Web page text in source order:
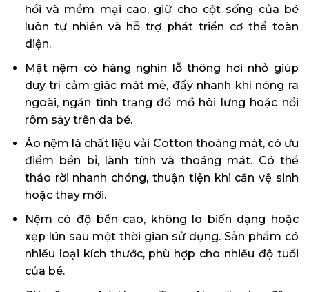
hồi và mềm mại cao, giữ cho cột sống của bé
luôn tự nhiên và hỗ trợ phát triển cơ thể toàn
diện.
Mặt nệm có hàng nghìn lỗ thông hơi nhỏ giúp
duy trì cảm giác mát mẻ, đẩy nhanh khí nóng ra
ngoài, ngăn tình trạng đổ mồ hôi lưng hoặc nổi
rôm sảy trên da bé.
Áo nệm là chất liệu vải Cotton thoáng mát, có ưu
điểm bền bỉ, lành tính và thoáng mát. Có thể
tháo rời nhanh chóng, thuận tiện khi cần vệ sinh
hoặc thay mới.
Nệm có độ bền cao, không lo biến dạng hoặc
xẹp lún sau một thời gian sử dụng. Sản phẩm có
nhiều loại kích thước, phù hợp cho nhiều độ tuổi
của bé.